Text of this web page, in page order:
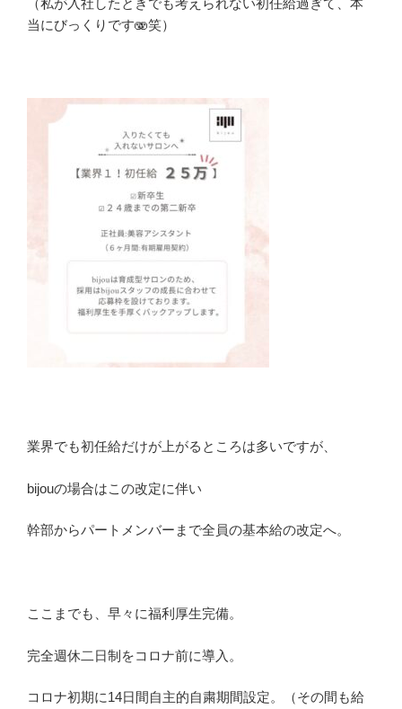
（私が入社したときでも考えられない初任給過ぎて、本
当にびっくりです🫨笑）
業界でも初任給だけが上がるところは多いですが、
bijouの場合はこの改定に伴い
幹部からパートメンバーまで全員の基本給の改定へ。
ここまでも、早々に福利厚生完備。
完全週休二日制をコロナ前に導入。
コロナ初期に14日間自主的自粛期間設定。（その間も給